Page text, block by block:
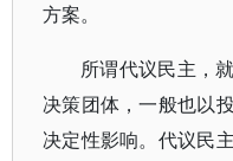
方案。
所谓代议民主，
决策团体，一般也以
决定性影响。代议民